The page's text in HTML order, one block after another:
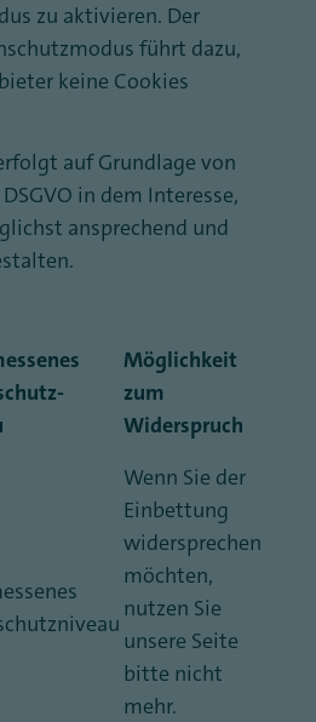
zu aktivieren. Der
führt dazu,
keine Cookies
auf Grundlage von
in dem Interesse,
ansprechend und
Möglichkeit
zum
Widerspruch
Wenn Sie der
Einbettung
widersprechen
möchten,
nutzen Sie
unsere Seite
bitte nicht
mehr.